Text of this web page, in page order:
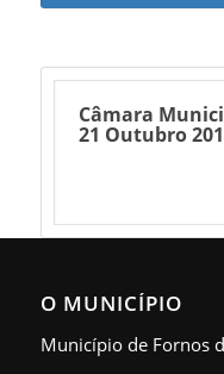
Câmara
21 Outubro
O MUNICÍPIO
Município de Fornos